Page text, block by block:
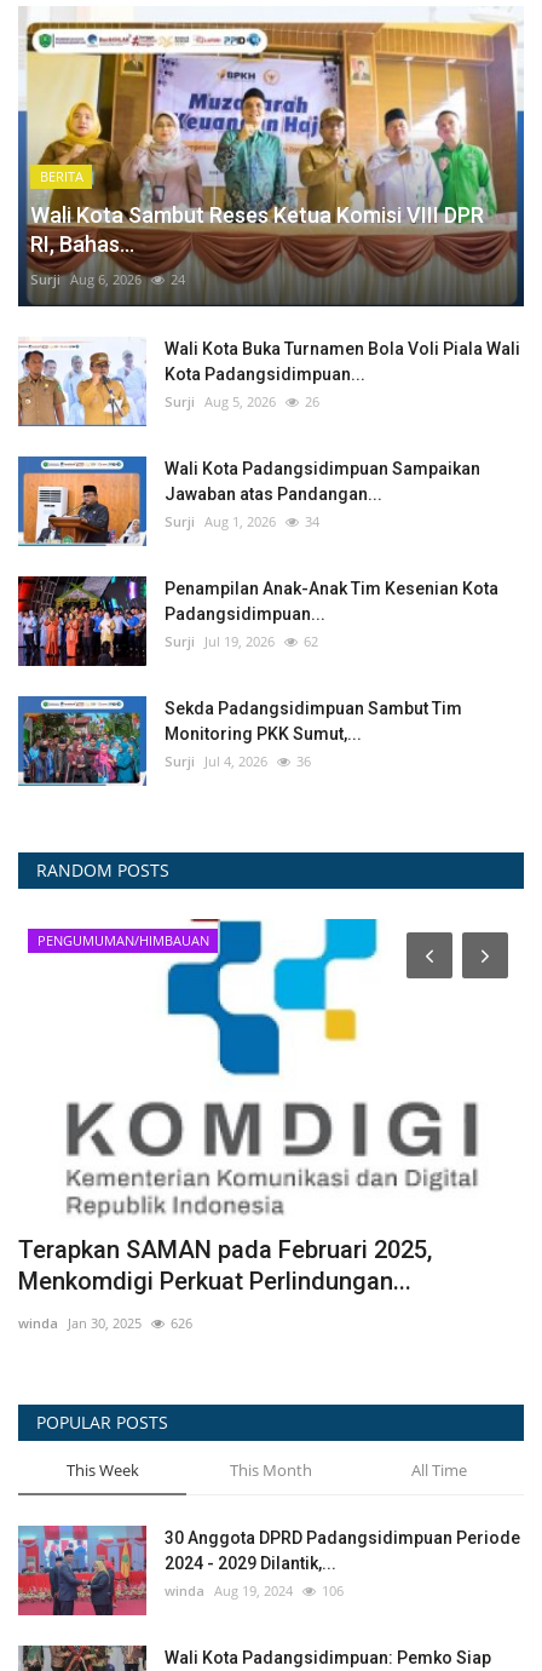
BERITA
Wali Kota Sambut Reses Ketua Komisi VIII DPR
RI, Bahas...
Surji Aug 6, 2026 24
Wali Kota Buka Turnamen Bola Voli Piala Wali
Kota Padangsidimpuan...
Surji Aug 5, 2026 26
Wali Kota Padangsidimpuan Sampaikan
Jawaban atas Pandangan...
Surji Aug 1, 2026 34
Penampilan Anak-Anak Tim Kesenian Kota
Padangsidimpuan...
Surji Jul 19, 2026 62
Sekda Padangsidimpuan Sambut Tim
Monitoring PKK Sumut,...
Surji Jul 4, 2026 36
RANDOM POSTS
INFO OPD
PROFIL KESEHATAN KOTA
PADANGSIDIMPUAN TAHUN 2021
winda Jun 16, 2023 732
POPULAR POSTS
This Week This Month All Time
30 Anggota DPRD Padangsidimpuan Periode
2024 - 2029 Dilantik,...
winda Aug 19, 2024 106
Wali Kota Padangsidimpuan: Pemko Siap